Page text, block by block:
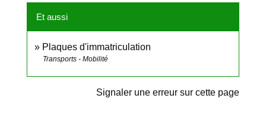
Et aussi
Plaques d'immatriculation
Transports - Mobilité
Signaler une erreur sur cette page